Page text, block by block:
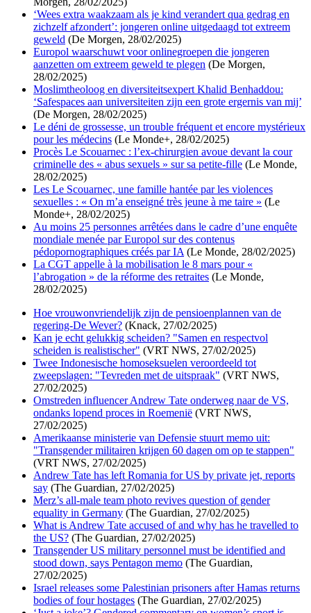
‘Wees extra waakzaam als je kind verandert qua gedrag en
zichzelf afzondert’: jongeren online uitgedaagd tot extreem
geweld (De Morgen, 28/02/2025)
Europol waarschuwt voor onlinegroepen die jongeren
aanzetten om extreem geweld te plegen (De Morgen,
28/02/2025)
Moslimtheoloog en diversiteitsexpert Khalid Benhaddou:
‘Safespaces aan universiteiten zijn een grote ergernis van mij’
(De Morgen, 28/02/2025)
Le déni de grossesse, un trouble fréquent et encore mystérieux
pour les médecins (Le Monde+, 28/02/2025)
Procès Le Scouarnec : l’ex-chirurgien avoue devant la cour
criminelle des « abus sexuels » sur sa petite-fille (Le Monde,
28/02/2025)
Les Le Scouarnec, une famille hantée par les violences
sexuelles : « On m’a enseigné très jeune à me taire » (Le
Monde+, 28/02/2025)
Au moins 25 personnes arrêtées dans le cadre d’une enquête
mondiale menée par Europol sur des contenus
pédopornographiques créés par IA (Le Monde, 28/02/2025)
La CGT appelle à la mobilisation le 8 mars pour «
l’abrogation » de la réforme des retraites (Le Monde,
28/02/2025)
Hoe vrouwonvriendelijk zijn de pensioenplannen van de
regering-De Wever? (Knack, 27/02/2025)
Kan je echt gelukkig scheiden? "Samen en respectvol
scheiden is realistischer" (VRT NWS, 27/02/2025)
Twee Indonesische homoseksuelen veroordeeld tot
zweepslagen: "Tevreden met de uitspraak" (VRT NWS,
27/02/2025)
Omstreden influencer Andrew Tate onderweg naar de VS,
ondanks lopend proces in Roemenië (VRT NWS,
27/02/2025)
Amerikaanse ministerie van Defensie stuurt memo uit:
"Transgender militairen krijgen 60 dagen om op te stappen"
(VRT NWS, 27/02/2025)
Andrew Tate has left Romania for US by private jet, reports
say (The Guardian, 27/02/2025)
Merz’s all-male team photo revives question of gender
equality in Germany (The Guardian, 27/02/2025)
What is Andrew Tate accused of and why has he travelled to
the US? (The Guardian, 27/02/2025)
Transgender US military personnel must be identified and
stood down, says Pentagon memo (The Guardian,
27/02/2025)
Israel releases some Palestinian prisoners after Hamas returns
bodies of four hostages (The Guardian, 27/02/2025)